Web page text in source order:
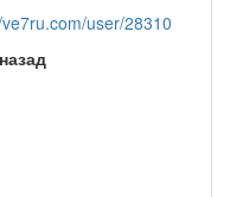
user/28310